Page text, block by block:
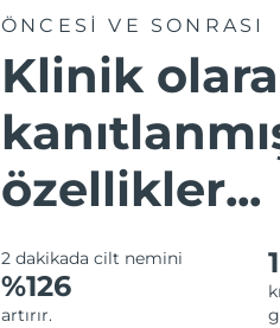
ÖNCESİ VE SONRASI
Klinik
özellikler...
2 dakikada cilt nemini
%126
artırır.